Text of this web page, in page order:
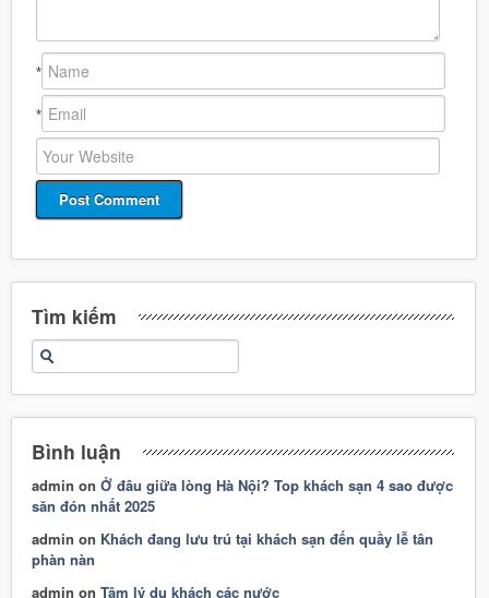
*
*
Tìm kiếm
Bình luận
admin onỞ đâu giữa lòng Hà Nội? Top khách sạn 4 sao được
săn đón nhất 2025
admin on Khách đang lưu trú tại khách sạn đến quầy lễ tân
phàn nàn
admin onTâm lý du khách các nước